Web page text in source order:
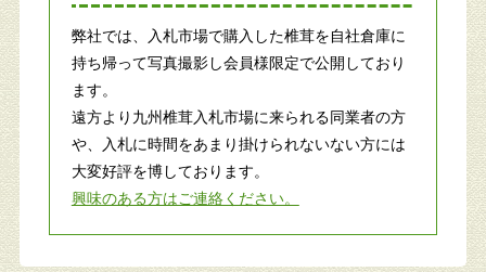
弊社では、入札市場で購入した椎茸を自社倉庫に
持ち帰って写真撮影し会員様限定で公開しており
ます。
遠方より九州椎茸入札市場に来られる同業者の方
や、入札に時間をあまり掛けられないない方には
大変好評を博しております。
興味のある方はご連絡ください。